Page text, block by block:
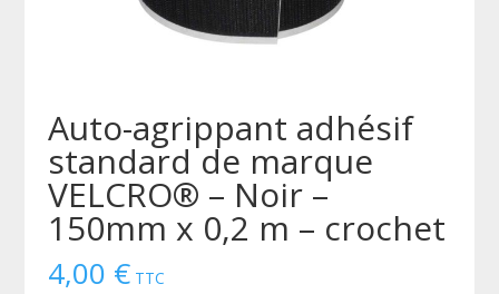
Auto-agrippant adhésif
standard de marque
VELCRO® – Noir –
150mm x 0,2 m – crochet
4,00 € TTC